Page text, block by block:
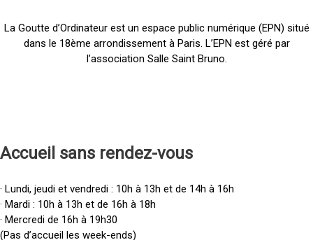
La Goutte d’Ordinateur est un espace public numérique (EPN) situé
dans le 18ème arrondissement à Paris. L’EPN est géré par
l’association Salle Saint Bruno.
Accueil sans rendez-vous
· Lundi, jeudi et vendredi : 10h à 13h et de 14h à 16h
· Mardi : 10h à 13h et de 16h à 18h
· Mercredi de 16h à 19h30
(Pas d’accueil les week-ends)